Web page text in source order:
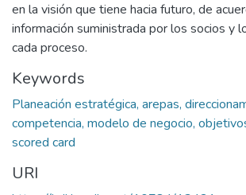
en la visión que tiene hacia futuro, de
información suministrada por los socios y
cada proceso.
Keywords
Planeación estratégica, arepas,
competencia, modelo de negocio,
scored card
URI